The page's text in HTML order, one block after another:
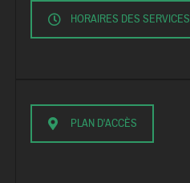
HORAIRES DES SERVICES
PLAN D'ACCÈS